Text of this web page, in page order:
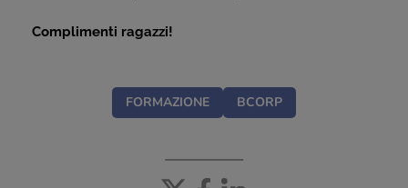
Complimenti ragazzi!
FORMAZIONE BCORP